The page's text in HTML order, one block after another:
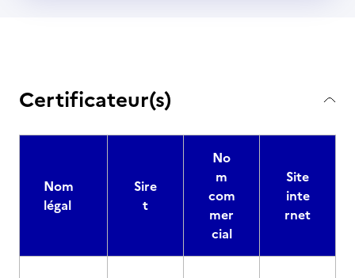
Certificateur(s)
Nom
légal
Sire
t
No
m
com
mer
cial
Site
inte
rnet